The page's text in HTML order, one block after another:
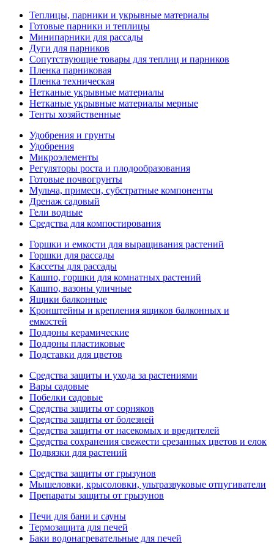
Теплицы, парники и укрывные материалы
Готовые парники и теплицы
Минипарники для рассады
Дуги для парников
Сопутствующие товары для теплиц и парников
Пленка парниковая
Пленка техническая
Нетканые укрывные материалы
Нетканые укрывные материалы мерные
Тенты хозяйственные
Удобрения и грунты
Удобрения
Микроэлементы
Регуляторы роста и плодообразования
Готовые почвогрунты
Мульча, примеси, субстратные компоненты
Дренаж садовый
Гели водные
Средства для компостирования
Горшки и емкости для выращивания растений
Горшки для рассады
Кассеты для рассады
Кашпо, горшки для комнатных растений
Кашпо, вазоны уличные
Ящики балконные
Кронштейны и крепления ящиков балконных и
емкостей
Поддоны керамические
Поддоны пластиковые
Подставки для цветов
Средства защиты и ухода за растениями
Вары садовые
Побелки садовые
Средства защиты от сорняков
Средства защиты от болезней
Средства защиты от насекомых и вредителей
Средства сохранения свежести срезанных цветов и елок
Подвязки для растений
Средства защиты от грызунов
Мышеловки, крысоловки, ультразвуковые отпугиватели
Препараты защиты от грызунов
Печи для бани и сауны
Термозащита для печей
Баки водонагревательные для печей